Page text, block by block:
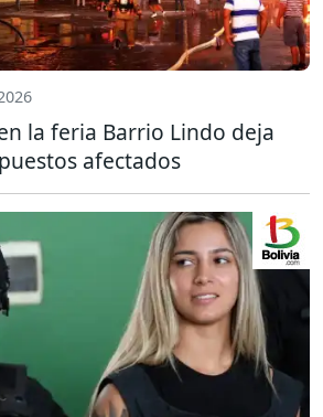
la feria Barrio Lindo deja
afectados